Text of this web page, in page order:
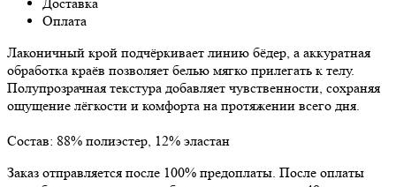
Оплата
Лаконичный крой подчёркивает линию бёдер, а аккуратная
обработка краёв позволяет белью мягко прилегать к телу.
Полупрозрачная текстура добавляет чувственности, сохраняя
ощущение лёгкости и комфорта на протяжении всего дня.
Состав: 88% полиэстер, 12% эластан
Заказ отправляется после 100% предоплаты. После оплаты